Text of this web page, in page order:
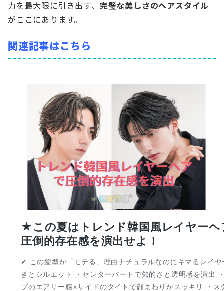
力を最大限に引き出す、 完璧な美しさのヘアスタイル
がここにあります。
関連記事はこちら